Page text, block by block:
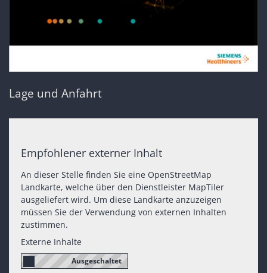
Lage und Anfahrt
Empfohlener externer Inhalt
An dieser Stelle finden Sie eine OpenStreetMap
Landkarte, welche über den Dienstleister MapTiler
ausgeliefert wird. Um diese Landkarte anzuzeigen
müssen Sie der Verwendung von externen Inhalten
zustimmen.
Externe Inhalte